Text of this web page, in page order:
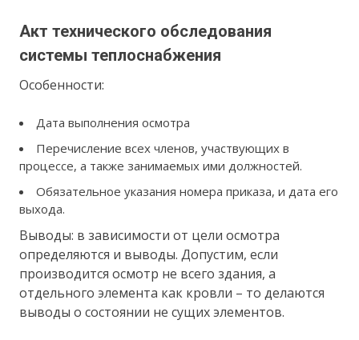
Акт технического обследования
системы теплоснабжения
Особенности:
Дата выполнения осмотра
Перечисление всех членов, участвующих в
процессе, а также занимаемых ими должностей.
Обязательное указания номера приказа, и дата его
выхода.
Выводы: в зависимости от цели осмотра
определяются и выводы. Допустим, если
производится осмотр не всего здания, а
отдельного элемента как кровли – то делаются
выводы о состоянии не сущих элементов.